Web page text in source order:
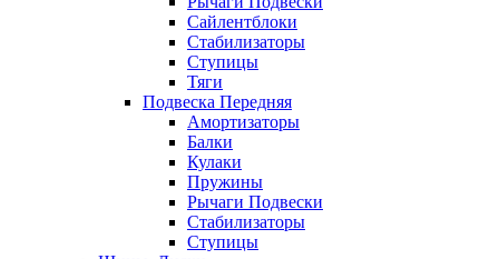
Сайлентблоки
Стабилизаторы
Ступицы
Тяги
Подвеска Передняя
Амортизаторы
Балки
Кулаки
Пружины
Рычаги Подвески
Стабилизаторы
Ступицы